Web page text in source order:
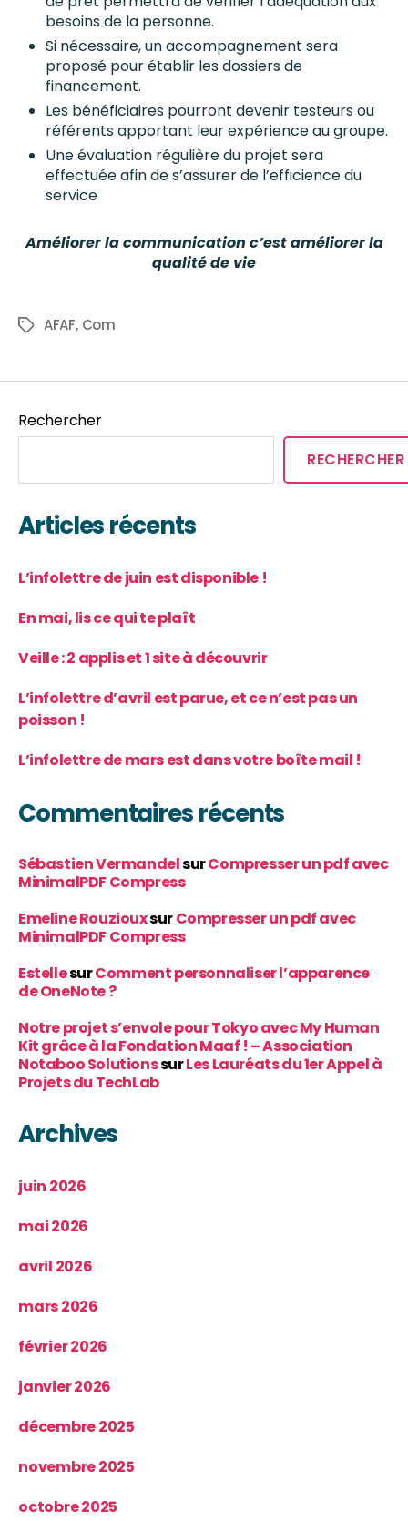
besoins de la personne.
Si nécessaire, un accompagnement sera
proposé pour établir les dossiers de
financement.
Les bénéficiaires pourront devenir testeurs ou
référents apportant leur expérience au groupe.
Une évaluation régulière du projet sera
effectuée afin de s’assurer de l’efficience du
service
Améliorer la communication c’est améliorer la
qualité de vie
AFAF, Com
Rechercher
RECHERCHER
Articles récents
L’infolettre de juin est disponible !
En mai, lis ce qui te plaît
Veille : 2 applis et 1 site à découvrir
L’infolettre d’avril est parue, et ce n’est pas un
poisson !
L’infolettre de mars est dans votre boîte mail !
Commentaires récents
Sébastien VermandelsurCompresser un pdf avec
MinimalPDF Compress
Emeline RouziouxsurCompresser un pdf avec
MinimalPDF Compress
EstellesurComment personnaliser l’apparence
de OneNote ?
Notre projet s’envole pour Tokyo avec My Human
Kit grâce à la Fondation Maaf ! – Association
Notaboo SolutionssurLes Lauréats du 1er Appel à
Projets du TechLab
Archives
juin 2026
mai 2026
avril 2026
mars 2026
février 2026
janvier 2026
décembre 2025
novembre 2025
octobre 2025